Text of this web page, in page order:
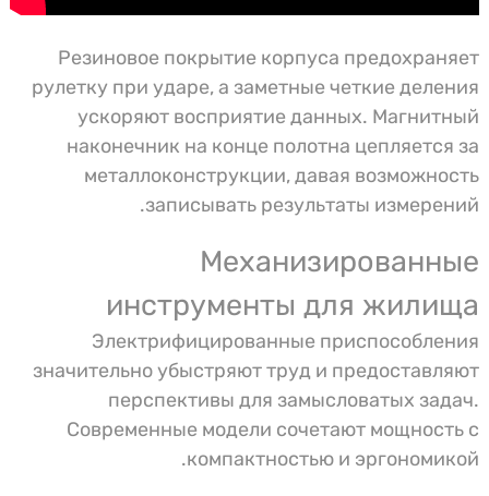
Резиновое покрытие корпуса предохраняет
рулетку при ударе, а заметные четкие деления
ускоряют восприятие данных. Магнитный
наконечник на конце полотна цепляется за
металлоконструкции, давая возможность
записывать результаты измерений.
Механизированные
инструменты для жилища
Электрифицированные приспособления
значительно убыстряют труд и предоставляют
перспективы для замысловатых задач.
Современные модели сочетают мощность с
компактностью и эргономикой.